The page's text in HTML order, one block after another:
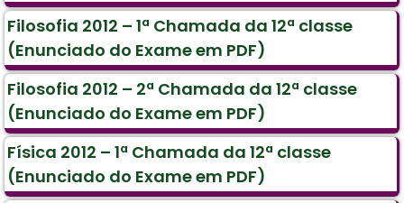
Filosofia 2012 – 1ª Chamada da 12ª classe
(Enunciado do Exame em PDF)
Filosofia 2012 – 2ª Chamada da 12ª classe
(Enunciado do Exame em PDF)
Física 2012 – 1ª Chamada da 12ª classe
(Enunciado do Exame em PDF)